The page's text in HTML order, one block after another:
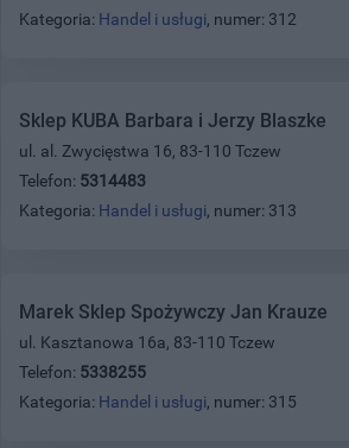
Kategoria: Handel i usługi, numer: 312
Sklep KUBA Barbara i Jerzy Blaszke
ul. al. Zwycięstwa 16, 83-110 Tczew
Telefon: 5314483
Kategoria: Handel i usługi, numer: 313
Marek Sklep Spożywczy Jan Krauze
ul. Kasztanowa 16a, 83-110 Tczew
Telefon: 5338255
Kategoria: Handel i usługi, numer: 315